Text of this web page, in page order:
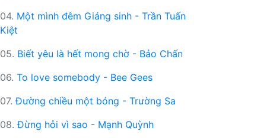
04. Một mình đêm Giáng sinh - Trần Tuấn
Kiệt
05. Biết yêu là hết mong chờ - Bảo Chấn
06. To love somebody - Bee Gees
07.Đường chiều một bóng - Trường Sa
08.Đừng hỏi vì sao - Mạnh Quỳnh